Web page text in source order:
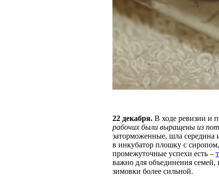
22 декабря. В ходе ревизии и
рабочих были выращены из
заторможенные, шла середина
в инкубатор плошку с
промежуточные успехи есть –
важно для объединения
зимовки более сильной.